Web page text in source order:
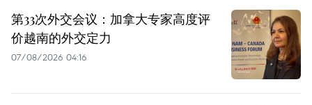
第33次外交会议：加拿大专家高度评
价越南的外交定力
07/08/2026 04:16